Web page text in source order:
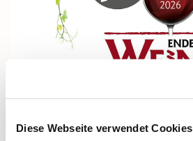
Diese Webseite verwendet Cookies
zur Ender Wein-Wanderung